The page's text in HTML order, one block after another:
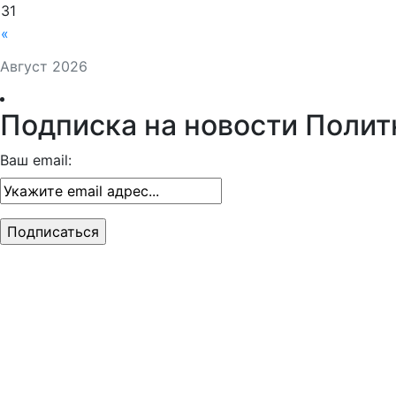
Август 2026
«
31
Подписка на новости
Ваш email: